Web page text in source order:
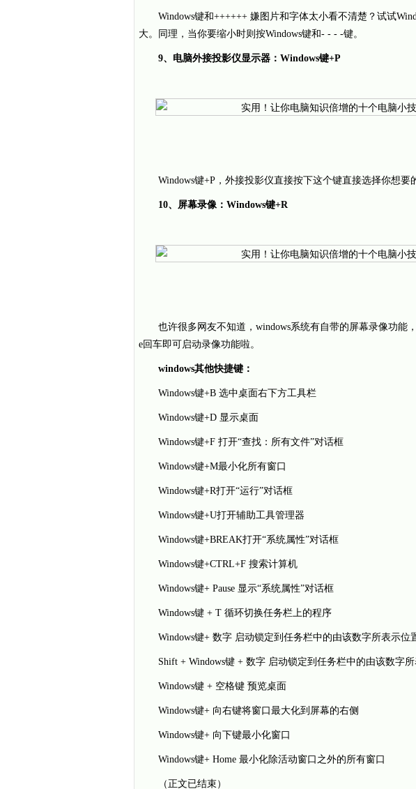
Windows键和++++++ 嫌图片和字体太小看不清楚？试试
大。同理，当你要缩小时则按Windows键和- - - -键。
9、电脑外接投影仪显示器：Windows键+P
Windows键+P，外接投影仪直接按下这个键直接选择你想要
10、屏幕录像：Windows键+R
也许很多网友不知道，windows系统有自带的屏幕录像功能
e回车即可启动录像功能啦。
windows其他快捷键：
Windows键+B 选中桌面右下方工具栏
Windows键+D 显示桌面
Windows键+F 打开“查找：所有文件”对话框
Windows键+M最小化所有窗口
Windows键+R打开“运行”对话框
Windows键+U打开辅助工具管理器
Windows键+BREAK打开“系统属性”对话框
Windows键+CTRL+F 搜索计算机
Windows键+ Pause 显示“系统属性”对话框
Windows键 + T 循环切换任务栏上的程序
Windows键+ 数字 启动锁定到任务栏中的由该数字所表示位
Shift + Windows键 + 数字 启动锁定到任务栏中的由该数字
Windows键 + 空格键 预览桌面
Windows键+ 向右键将窗口最大化到屏幕的右侧
Windows键+ 向下键最小化窗口
Windows键+ Home 最小化除活动窗口之外的所有窗口
（正文已结束）